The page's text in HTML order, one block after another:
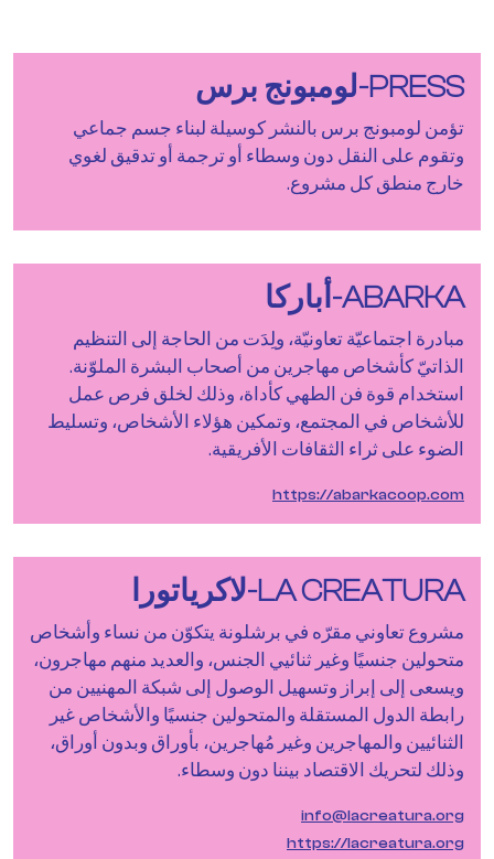
PRESS-لومبونج برس
تؤمن لومبونج برس بالنشر كوسيلة لبناء جسم جماعي
وتقوم على النقل دون وسطاء أو ترجمة أو تدقيق لغوي
خارج منطق كل مشروع.
ABARKA-أباركا
مبادرة اجتماعيّة تعاونيّة، ولِدَت من الحاجة إلى التنظيم
الذاتيّ كأشخاص مهاجرين من أصحاب البشرة الملوّنة.
استخدام قوة فن الطهي كأداة، وذلك لخلق فرص عمل
للأشخاص في المجتمع، وتمكين هؤلاء الأشخاص، وتسليط
الضوء على ثراء الثقافات الأفريقية.
https://abarkacoop.com
LA CREATURA-لاكرياتورا
مشروع تعاوني مقرّه في برشلونة يتكوّن من نساء وأشخاص
متحولين جنسيًا وغير ثنائيي الجنس، والعديد منهم مهاجرون،
ويسعى إلى إبراز وتسهيل الوصول إلى شبكة المهنيين من
رابطة الدول المستقلة والمتحولين جنسيًا والأشخاص غير
الثنائيين والمهاجرين وغير مُهاجرين، بأوراق وبدون أوراق،
وذلك لتحريك الاقتصاد بيننا دون وسطاء.
info@lacreatura.org
https://lacreatura.org